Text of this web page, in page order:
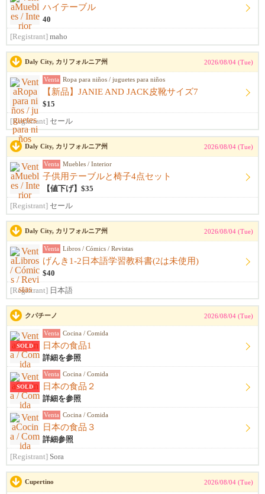
ハイテーブル
40
[Registrant] maho
Daly City, カリフォルニア州 2026/08/04 (Tue)
Venta Ropa para niños / juguetes para niños
【新品】JANIE AND JACK皮靴サイズ7
$15
[Registrant] セール
Daly City, カリフォルニア州 2026/08/04 (Tue)
Venta Muebles / Interior
子供用テーブルと椅子4点セット
【値下げ】$35
[Registrant] セール
Daly City, カリフォルニア州 2026/08/04 (Tue)
Venta Libros / Cómics / Revistas
げんき1-2日本語学習教科書(2は未使用)
$40
[Registrant] 日本語
クパチーノ 2026/08/04 (Tue)
SOLD
Venta Cocina / Comida
日本の食品1
詳細を参照
SOLD
Venta Cocina / Comida
日本の食品２
詳細を参照
Venta Cocina / Comida
日本の食品３
詳細参照
[Registrant] Sora
Cupertino 2026/08/04 (Tue)